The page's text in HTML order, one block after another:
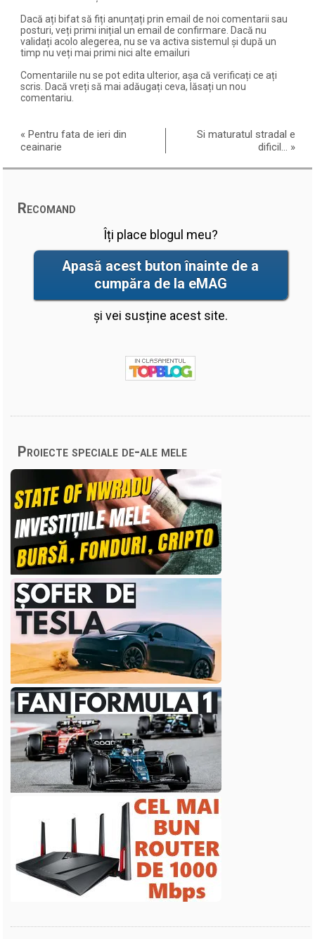
Dacă ați bifat să fiți anunțați prin email de noi comentarii sau
posturi, veți primi inițial un email de confirmare. Dacă nu
validați acolo alegerea, nu se va activa sistemul și după un
timp nu veți mai primi nici alte emailuri
Comentariile nu se pot edita ulterior, așa că verificați ce ați
scris. Dacă vreți să mai adăugați ceva, lăsați un nou
comentariu.
«Pentru fata de ieri din
ceainarie
Si maturatul stradal e
dificil…
»
Recomand
Îți place blogul meu?
Apasă acest buton înainte de a
cumpăra de la eMAG
și vei susține acest site.
Proiecte speciale de-ale mele